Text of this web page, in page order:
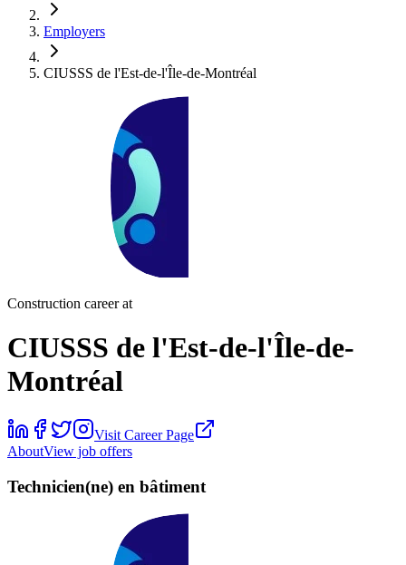
Employers
CIUSSS de l'Est-de-l'Île-de-Montréal
Construction career at
CIUSSS de l'Est-de-l'Île-de-
Montréal
Visit Career Page
AboutView job offers
Technicien(ne) en bâtiment